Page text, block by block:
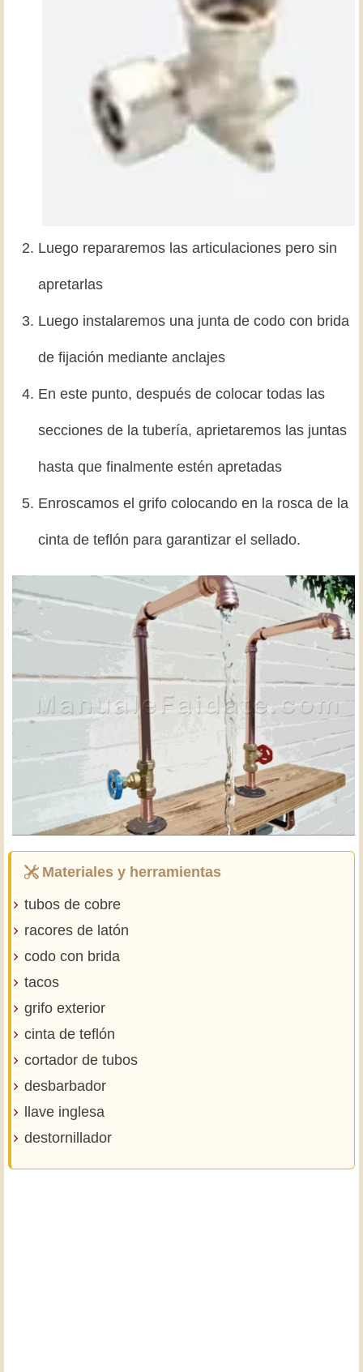
Luego repararemos las articulaciones pero sin
apretarlas
Luego instalaremos una junta de codo con brida
de fijación mediante anclajes
En este punto, después de colocar todas las
secciones de la tubería, aprietaremos las juntas
hasta que finalmente estén apretadas
Enroscamos el grifo colocando en la rosca de la
cinta de teflón para garantizar el sellado.
Materiales y herramientas
tubos de cobre
racores de latón
codo con brida
tacos
grifo exterior
cinta de teflón
cortador de tubos
desbarbador
llave inglesa
destornillador